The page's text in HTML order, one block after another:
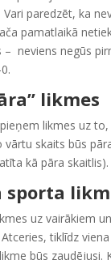
paredzēt, ka
pamatlaikā
– neviens negūs
likmes
likmes uz
skaits būs
kā pāra skaitlis).
sporta
uz vairākiem
tiklīdz
būs zaudējusi.